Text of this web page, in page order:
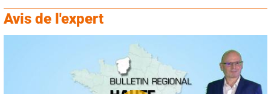
Avis de l'expert